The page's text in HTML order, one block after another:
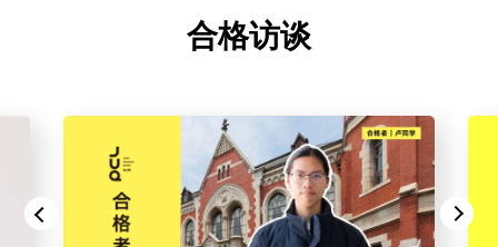
合格访谈